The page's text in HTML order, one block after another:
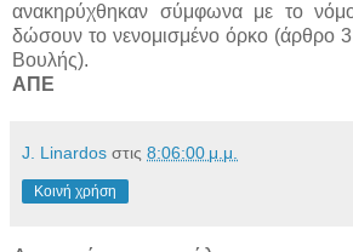
ανακηρύχθηκαν σύμφωνα με το
δώσουν το νενομισμένο όρκο (άρθρο
Βουλής).
ΑΠΕ
J. Linardos στις 8:06:00 μ.μ.
Κοινή χρήση